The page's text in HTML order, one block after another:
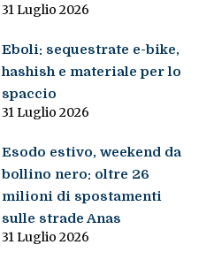
31 Luglio 2026
Eboli: sequestrate e-bike,
hashish e materiale per lo
spaccio
31 Luglio 2026
Esodo estivo, weekend da
bollino nero: oltre 26
milioni di spostamenti
sulle strade Anas
31 Luglio 2026